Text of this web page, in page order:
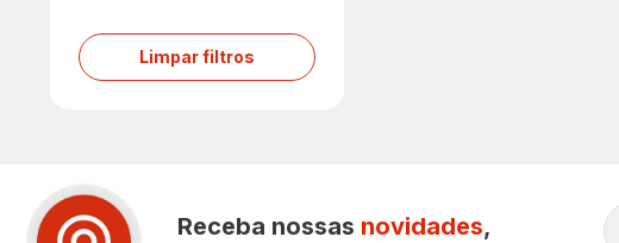
Limpar filtros
Receba nossas novidades,